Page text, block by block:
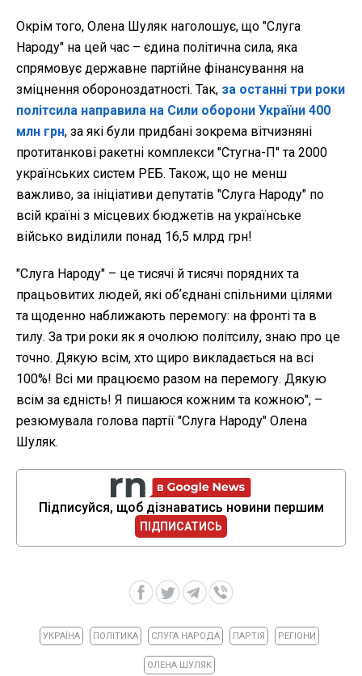
Окрім того, Олена Шуляк наголошує, що "Слуга
Народу" на цей час – єдина політична сила, яка
спрямовує державне партійне фінансування на
зміцнення обороноздатності. Так, за останні три роки
політсила направила на Сили оборони України 400
млн грн, за які були придбані зокрема вітчизняні
протитанкові ракетні комплекси "Стугна-П" та 2000
українських систем РЕБ. Також, що не менш
важливо, за ініціативи депутатів "Слуга Народу" по
всій країні з місцевих бюджетів на українське
військо виділили понад 16,5 млрд грн!
"Слуга Народу" – це тисячі й тисячі порядних та
працьовитих людей, які обʼєднані спільними цілями
та щоденно наближають перемогу: на фронті та в
тилу. За три роки як я очолюю політсилу, знаю про це
точно. Дякую всім, хто щиро викладається на всі
100%! Всі ми працюємо разом на перемогу. Дякую
всім за єдність! Я пишаюся кожним та кожною", –
резюмувала голова партії "Слуга Народу" Олена
Шуляк.
Підписуйся, щоб дізнаватись новини першим
ПІДПИСАТИСЬ
УКРАЇНА ПОЛІТИКА СЛУГА НАРОДА ПАРТІЯ РЕГІОНИ
ОЛЕНА ШУЛЯК